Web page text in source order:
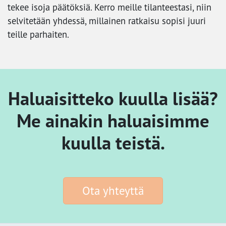
tekee isoja päätöksiä. Kerro meille tilanteestasi, niin
selvitetään yhdessä, millainen ratkaisu sopisi juuri
teille parhaiten.
Haluaisitteko kuulla lisää?
Me ainakin haluaisimme
kuulla teistä.
Ota yhteyttä